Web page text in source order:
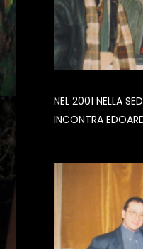
NEL 2001 NELLA
INCONTRA